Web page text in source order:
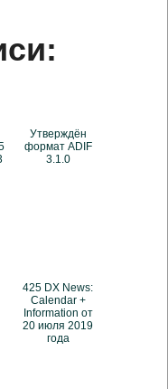
Утверждён
формат ADIF
3.1.0
425 DX News:
Calendar +
Information от
20 июля 2019
года